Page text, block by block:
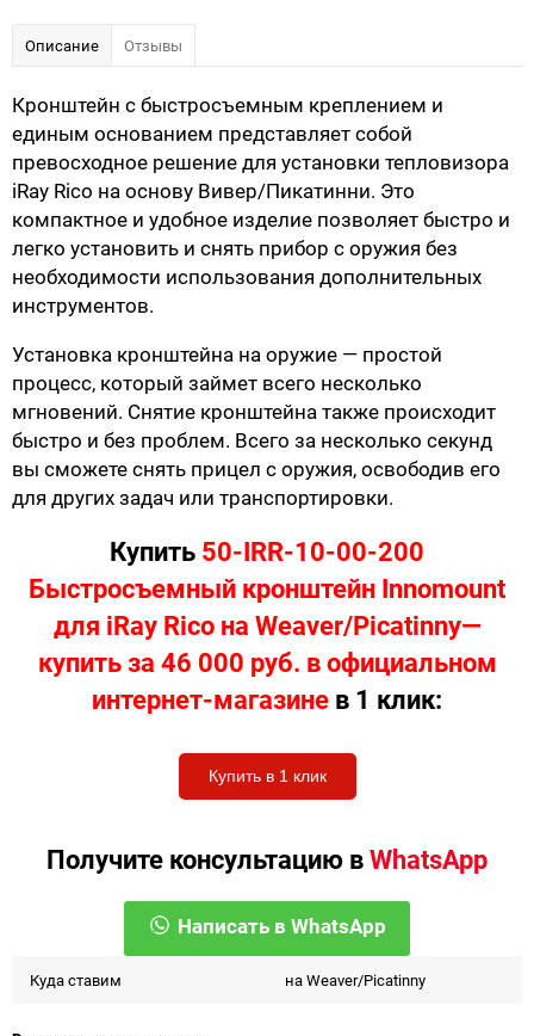
Описание Отзывы
Кронштейн с быстросъемным креплением и
единым основанием представляет собой
превосходное решение для установки тепловизора
iRay Rico на основу Вивер/Пикатинни. Это
компактное и удобное изделие позволяет быстро и
легко установить и снять прибор с оружия без
необходимости использования дополнительных
инструментов.
Установка кронштейна на оружие — простой
процесс, который займет всего несколько
мгновений. Снятие кронштейна также происходит
быстро и без проблем. Всего за несколько секунд
вы сможете снять прицел с оружия, освободив его
для других задач или транспортировки.
Купить 50-IRR-10-00-200
Быстросъемный кронштейн Innomount
для iRay Rico на Weaver/Picatinny—
купить за 46 000 руб. в официальном
интернет-магазине в 1 клик:
Купить в 1 клик
Получите консультацию вWhatsApp
Написать в WhatsApp
Куда ставим на Weaver/Picatinny